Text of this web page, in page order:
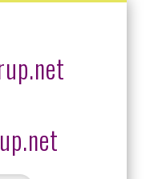
ANGEBOTE
SIRUP
MACHEN